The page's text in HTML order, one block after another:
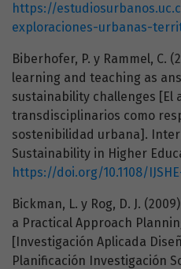
https://
exploraciones-urbanas-
Biberhofer, P. y Rammel, C.
learning and teaching as
sustainability challenges [El
transdisciplinarios como
sostenibilidad urbana].
Sustainability in Higher
https://doi.org/10.1108/
Bickman, L. y Rog, D. J.
a Practical Approach
[Investigación Aplicada
Planificación Investigación